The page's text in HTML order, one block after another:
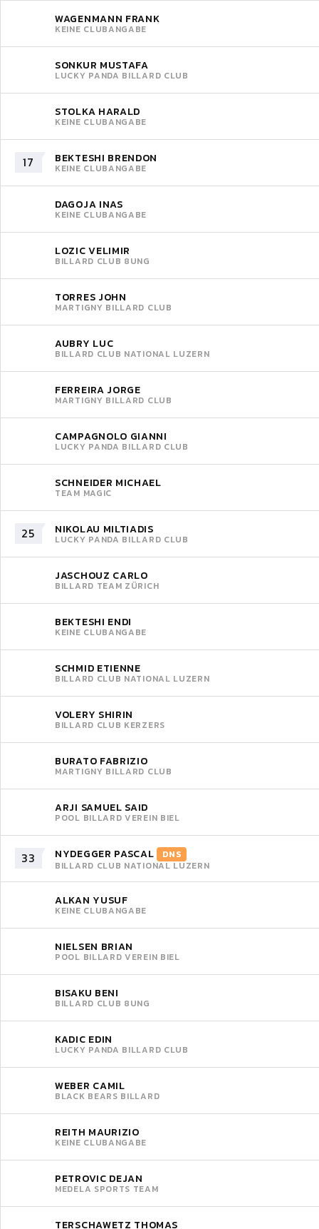
WAGENMANN FRANK
KEINE CLUBANGABE
SONKUR MUSTAFA
LUCKY PANDA BILLARD CLUB
STOLKA HARALD
KEINE CLUBANGABE
17 BEKTESHI BRENDON
KEINE CLUBANGABE
DAGOJA INAS
KEINE CLUBANGABE
LOZIC VELIMIR
BILLARD CLUB 8UNG
TORRES JOHN
MARTIGNY BILLARD CLUB
AUBRY LUC
BILLARD CLUB NATIONAL LUZERN
FERREIRA JORGE
MARTIGNY BILLARD CLUB
CAMPAGNOLO GIANNI
LUCKY PANDA BILLARD CLUB
SCHNEIDER MICHAEL
TEAM MAGIC
25 NIKOLAU MILTIADIS
LUCKY PANDA BILLARD CLUB
JASCHOUZ CARLO
BILLARD TEAM ZÜRICH
BEKTESHI ENDI
KEINE CLUBANGABE
SCHMID ETIENNE
BILLARD CLUB NATIONAL LUZERN
VOLERY SHIRIN
BILLARD CLUB KERZERS
BURATO FABRIZIO
MARTIGNY BILLARD CLUB
ARJI SAMUEL SAID
POOL BILLARD VEREIN BIEL
33 NYDEGGER PASCAL DNS
BILLARD CLUB NATIONAL LUZERN
ALKAN YUSUF
KEINE CLUBANGABE
NIELSEN BRIAN
POOL BILLARD VEREIN BIEL
BISAKU BENI
BILLARD CLUB 8UNG
KADIC EDIN
LUCKY PANDA BILLARD CLUB
WEBER CAMIL
BLACK BEARS BILLARD
REITH MAURIZIO
KEINE CLUBANGABE
PETROVIC DEJAN
MEDELA SPORTS TEAM
TERSCHAWETZ THOMAS